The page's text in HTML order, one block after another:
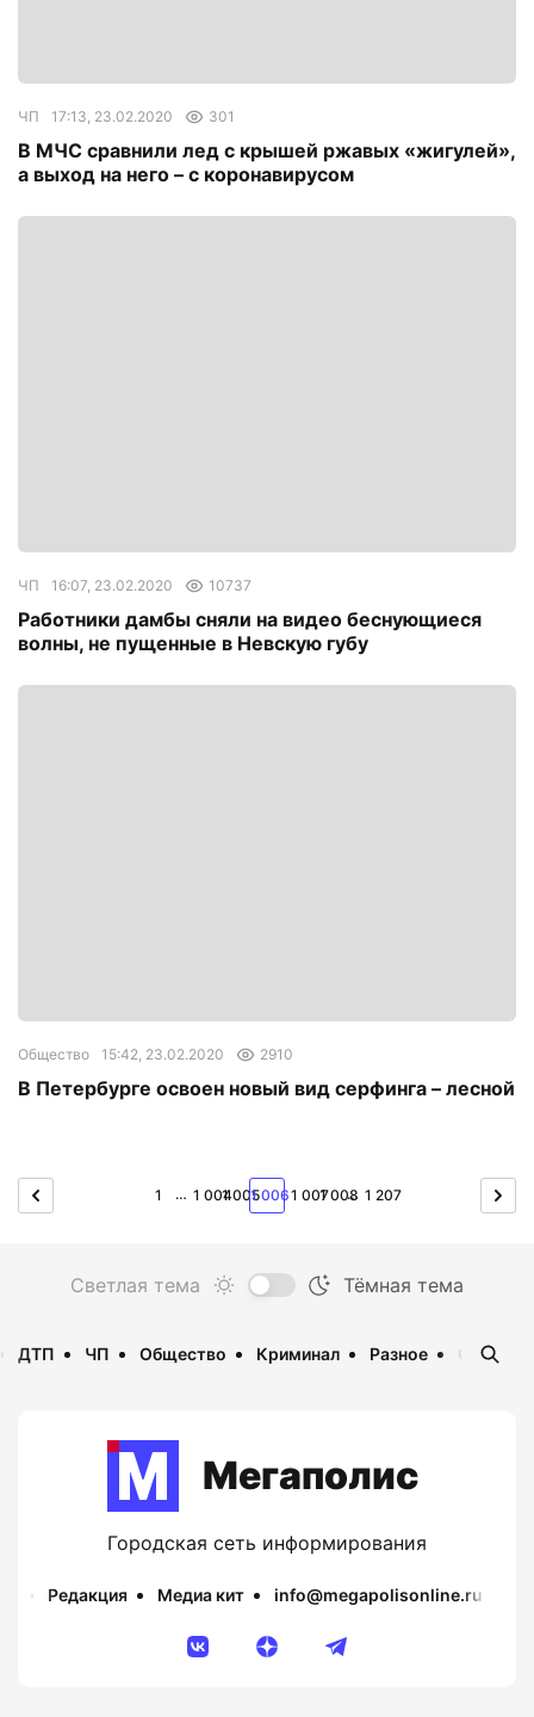
ЧП 17:13, 23.02.2020 301
В МЧС сравнили лед с крышей ржавых «жигулей»,
а выход на него – с коронавирусом
ЧП 16:07, 23.02.2020 10737
Работники дамбы сняли на видео беснующиеся
волны, не пущенные в Невскую губу
Общество 15:42, 23.02.2020 2910
В Петербурге освоен новый вид серфинга – лесной
1 … 1 0041 0051 0061 0071 008
… 1 207
ДТП ЧП Общество Криминал Разное
Мегаполис
Городская сеть информирования
Редакция Медиа кит info@megapolisonline.ru